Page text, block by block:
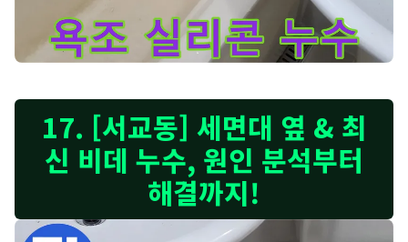
17. [서교동] 세면대 옆 & 최
신 비데 누수, 원인 분석부터
해결까지!